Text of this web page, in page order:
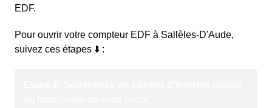
EDF.
Pour ouvrir votre compteur EDF à Sallèles-D'Aude,
suivez ces étapes ⬇️ :